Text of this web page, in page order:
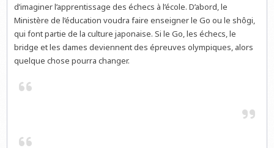
d’imaginer l’apprentissage des échecs à l’école. D’abord, le
Ministère de l’éducation voudra faire enseigner le Go ou le shôgi,
qui font partie de la culture japonaise. Si le Go, les échecs, le
bridge et les dames deviennent des épreuves olympiques, alors
quelque chose pourra changer.